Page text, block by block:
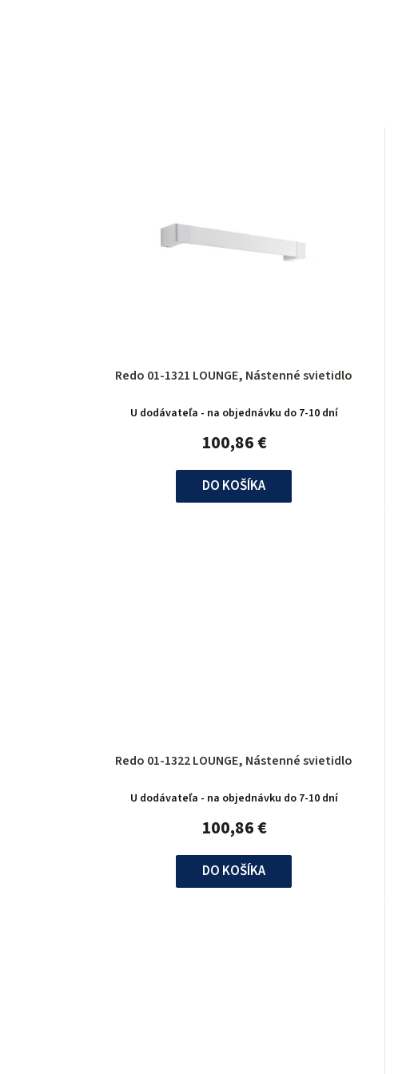
Redo 01-1321 LOUNGE, Nástenné svietidlo
U dodávateľa - na objednávku do 7-10 dní
100,86 €
DO KOŠÍKA
Redo 01-1322 LOUNGE, Nástenné svietidlo
U dodávateľa - na objednávku do 7-10 dní
100,86 €
DO KOŠÍKA